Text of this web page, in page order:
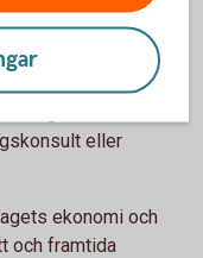
flera möjligheter,
eller
ekonomi och
och framtida